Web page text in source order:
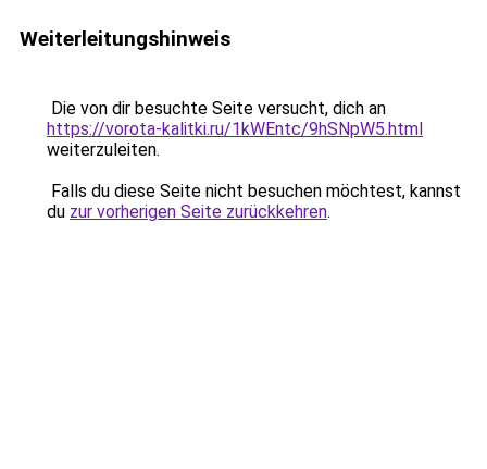
Weiterleitungshinweis
Die von dir besuchte Seite versucht, dich an
https://vorota-kalitki.ru/1kWEntc/9hSNpW5.html
weiterzuleiten.
Falls du diese Seite nicht besuchen möchtest, kannst
du zur vorherigen Seite zurückkehren.